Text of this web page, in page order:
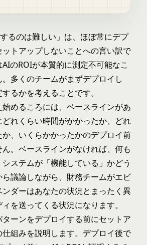
するのは難しい」は、ほぼ常にデプ
ットアップしないことへの言い訳で
のROIが本質的に測定不可能なこ
多くのチームがまずデプロイし
るかを考えることです。
めるころには、ベースラインがあ
どれくらい時間がかかったか、どれ
か、いくらかかったかのデプロイ前
。ベースラインがなければ、何も
ステムが「機能している」かどう
議論しながら、財務チームがエビ
ダーはあなたの状況とまったく異
を送ってくる状況になります。
ーンをデプロイする前にセットア
組みを説明します。デプロイ後で